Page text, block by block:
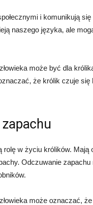
i komunikują
naszego języka, ale
może być dla
że królik czuje
rolę w życiu królików. Mają
Odczuwanie
może oznaczać,